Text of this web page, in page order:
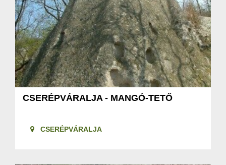
CSERÉPVÁRALJA - MANGÓ-TETŐ
CSERÉPVÁRALJA